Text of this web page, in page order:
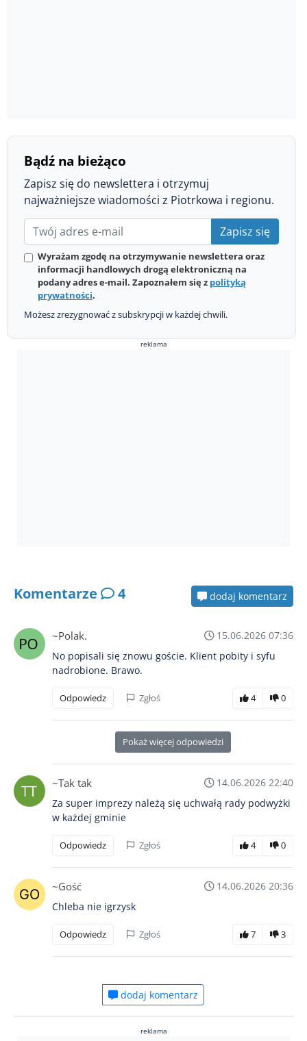
Bądź na bieżąco
Zapisz się do newslettera i otrzymuj
najważniejsze wiadomości z Piotrkowa i regionu.
Zapisz się
Wyrażam zgodę na otrzymywanie newslettera oraz
informacji handlowych drogą elektroniczną na
podany adres e-mail. Zapoznałem się z polityką
prywatności.
Możesz zrezygnować z subskrypcji w każdej chwili.
reklama
Komentarze 4 dodaj komentarz
~Polak.
15.06.2026 07:36
No popisali się znowu goście. Klient pobity i syfu
nadrobione. Brawo.
Odpowiedz Zgłoś 4 0
Pokaż więcej odpowiedzi
~Tak tak
14.06.2026 22:40
Za super imprezy należą się uchwałą rady podwyżki
w każdej gminie
Odpowiedz Zgłoś 4 0
~Gość
14.06.2026 20:36
Chleba nie igrzysk
Odpowiedz Zgłoś 7 3
dodaj komentarz
reklama